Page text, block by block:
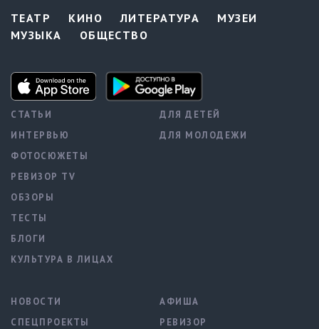
ТЕАТР КИНО ЛИТЕРАТУРА
МУЗЕИ
МУЗЫКА
ОБЩЕСТВО
СТАТЬИ
ИНТЕРВЬЮ
ФОТОСЮЖЕТЫ
РЕВИЗОР TV
ОБЗОРЫ
ТЕСТЫ
БЛОГИ
КУЛЬТУРА В ЛИЦАХ
ДЛЯ ДЕТЕЙ
ДЛЯ МОЛОДЕЖИ
НОВОСТИ
СПЕЦПРОЕКТЫ
АФИША
РЕВИЗОР